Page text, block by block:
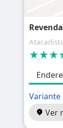
Atacadista
Variante
Ver